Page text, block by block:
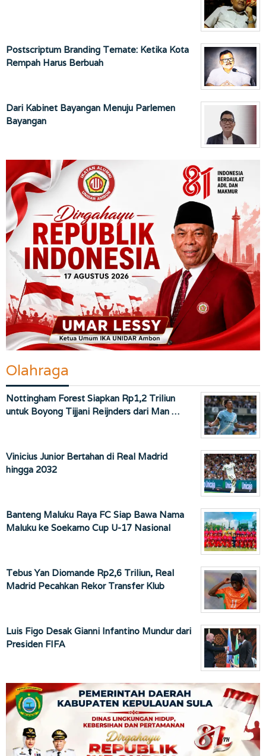
Postscriptum Branding Ternate: Ketika Kota
Rempah Harus Berbuah
Dari Kabinet Bayangan Menuju Parlemen
Bayangan
Olahraga
Nottingham Forest Siapkan Rp1,2 Triliun
untuk Boyong Tijjani Reijnders dari Man …
Vinicius Junior Bertahan di Real Madrid
hingga 2032
Banteng Maluku Raya FC Siap Bawa Nama
Maluku ke Soekarno Cup U-17 Nasional
Tebus Yan Diomande Rp2,6 Triliun, Real
Madrid Pecahkan Rekor Transfer Klub
Luis Figo Desak Gianni Infantino Mundur dari
Presiden FIFA